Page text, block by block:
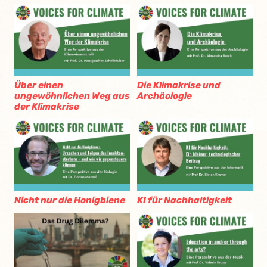
Über einen
ungewöhnlichen Weg aus
der Klimakrise
Die Klimakrise und
Archäologie
Nicht nur die Honigbiene KI für Nachhaltigkeit